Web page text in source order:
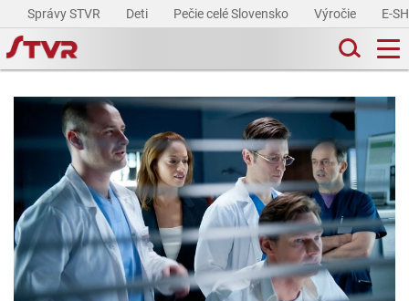
Správy STVR Deti Pečie celé Slovensko Výročie E-